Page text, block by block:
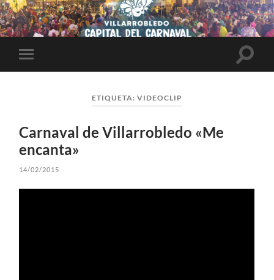
el
ETIQUETA: VIDEOCLIP
Carnaval de Villarrobledo «Me
encanta»
14/02/2015